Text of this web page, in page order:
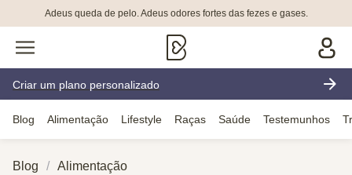
Adeus queda de pelo. Adeus odores fortes das fezes e gases.
Criar um plano personalizado
Blog Alimentação Lifestyle Raças Saúde Testemunhos
Blog Alimentação